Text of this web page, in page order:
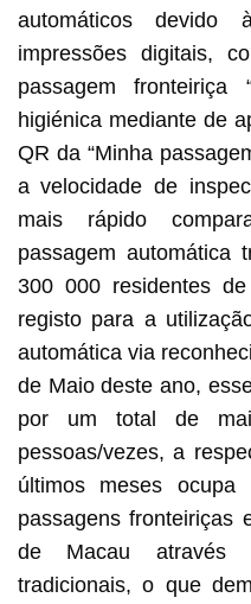
automáticos
impressões digitais,
passagem fronteiriça
higiénica mediante de
QR da “Minha
a velocidade de
mais rápido
passagem automática
300 000 residentes
registo para a
automática via
de Maio deste ano,
por um total de
pessoas/vezes, a
últimos meses
passagens fronteiriças
de Macau através
tradicionais, o que